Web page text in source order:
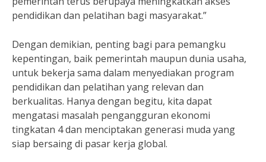
pendidikan dan pelatihan bagi masyarakat.”
Dengan demikian, penting bagi para pemangku
kepentingan, baik pemerintah maupun dunia usaha,
untuk bekerja sama dalam menyediakan program
pendidikan dan pelatihan yang relevan dan
berkualitas. Hanya dengan begitu, kita dapat
mengatasi masalah pengangguran ekonomi
tingkatan 4 dan menciptakan generasi muda yang
siap bersaing di pasar kerja global.